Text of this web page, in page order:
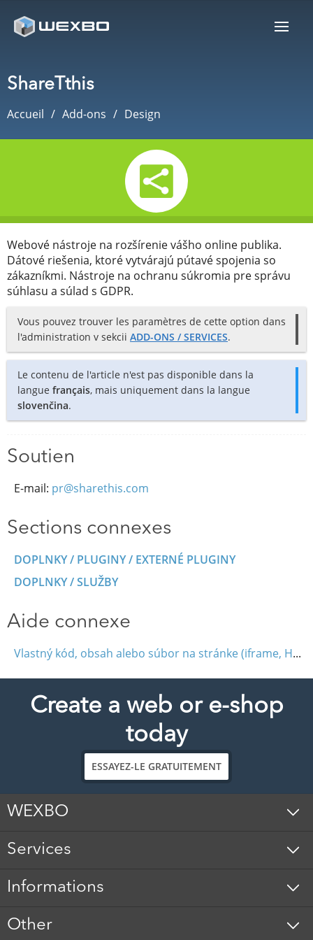
ShareTthis
Accueil Add-ons Design
Webové nástroje na rozšírenie vášho online publika.
Dátové riešenia, ktoré vytvárajú pútavé spojenia so
zákazníkmi. Nástroje na ochranu súkromia pre správu
súhlasu a súlad s GDPR.
Vous pouvez trouver les paramètres de cette option dans
l'administration v sekcii ADD-ONS / SERVICES.
Le contenu de l'article n'est pas disponible dans la
langue français, mais uniquement dans la langue
slovenčina.
Soutien
E-mail: pr@sharethis.com
Sections connexes
DOPLNKY / PLUGINY / EXTERNÉ PLUGINY
DOPLNKY / SLUŽBY
Aide connexe
Vlastný kód, obsah alebo súbor na stránke (iframe, HTML, JavaScript)
Create a web or e-shop
today
ESSAYEZ-LE GRATUITEMENT
WEXBO
Services
Informations
Other